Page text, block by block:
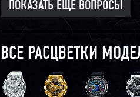
ПОКАЗАТЬ ЕЩЕ ВОПРОСЫ
ВСЕ РАСЦВЕТКИ